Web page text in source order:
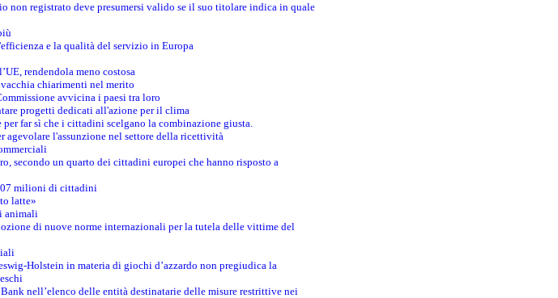
non registrato deve presumersi valido se il suo titolare indica in quale
e la qualità del servizio in Europa
rendendola meno costosa
chiarimenti nel merito
avvicina i paesi tra loro
progetti dedicati all'azione per il clima
far sì che i cittadini scelgano la combinazione giusta.
agevolare l'assunzione nel settore della ricettività
secondo un quarto dei cittadini europei che hanno risposto a
milioni di cittadini
latte»
animali
di nuove norme internazionali per la tutela delle vittime del
Holstein in materia di giochi d’azzardo non pregiudica la
nell’elenco delle entità destinatarie delle misure restrittive nei